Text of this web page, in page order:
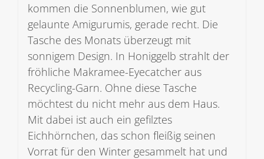
kommen die Sonnenblumen, wie gut
gelaunte Amigurumis, gerade recht. Die
Tasche des Monats überzeugt mit
sonnigem Design. In Honiggelb strahlt der
fröhliche Makramee-Eyecatcher aus
Recycling-Garn. Ohne diese Tasche
möchtest du nicht mehr aus dem Haus.
Mit dabei ist auch ein gefilztes
Eichhörnchen, das schon fleißig seinen
Vorrat für den Winter gesammelt hat und